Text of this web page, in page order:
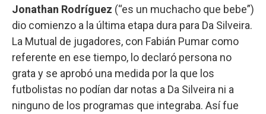
Jonathan Rodríguez (“es un muchacho que bebe”)
dio comienzo a la última etapa dura para Da Silveira.
La Mutual de jugadores, con Fabián Pumar como
referente en ese tiempo, lo declaró persona no
grata y se aprobó una medida por la que los
futbolistas no podían dar notas a Da Silveira ni a
ninguno de los programas que integraba. Así fue